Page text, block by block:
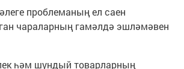
проблеманың ел саен
чараларның гамәлдә эшләмәвен
һәм шундый товарларның